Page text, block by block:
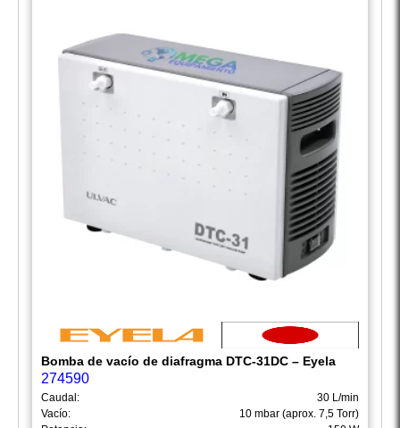
Bomba de vacío de diafragma DTC-31DC – Eyela
274590
Caudal:
30 L/min
Vacío:
10 mbar (aprox. 7,5 Torr)